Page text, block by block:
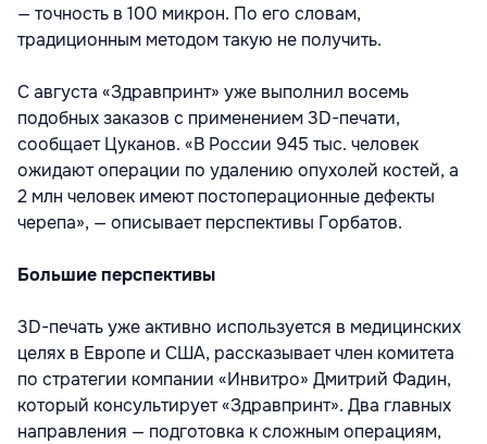
— точность в 100 микрон. По его словам,
традиционным методом такую не получить.
С августа «Здравпринт» уже выполнил восемь
подобных заказов с применением 3D-печати,
сообщает Цуканов. «В России 945 тыс. человек
ожидают операции по удалению опухолей костей, а
2 млн человек имеют постоперационные дефекты
черепа», — описывает перспективы Горбатов.
Большие перспективы
3D-печать уже активно используется в медицинских
целях в Европе и США, рассказывает член комитета
по стратегии компании «Инвитро» Дмитрий Фадин,
который консультирует «Здравпринт». Два главных
направления — подготовка к сложным операциям,